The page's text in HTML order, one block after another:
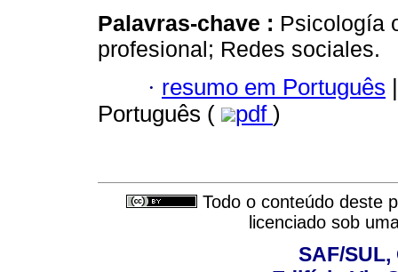
Palavras-chave : Psicología
profesional; Redes sociales.
· resumo em Português |
Português (
pdf )
Todo o conteúdo deste
licenciado sob
SAF/